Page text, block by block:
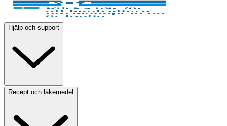
Hjälp och support
Recept och läkemedel